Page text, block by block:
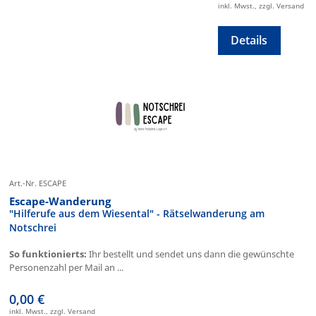
inkl. Mwst., zzgl. Versand
Details
Art.-Nr. ESCAPE
Escape-Wanderung
"Hilferufe aus dem Wiesental" - Rätselwanderung am
Notschrei
So funktionierts: Ihr bestellt und sendet uns dann die gewünschte
Personenzahl per Mail an ...
0,00 €
inkl. Mwst., zzgl. Versand